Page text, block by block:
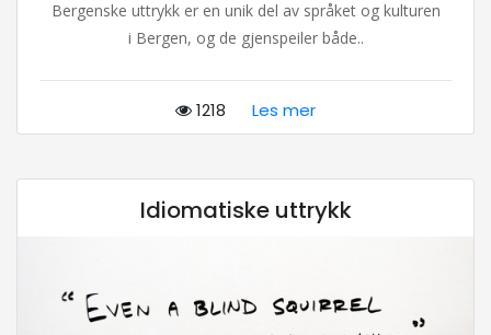
Bergenske uttrykk er en unik del av språket og kulturen
i Bergen, og de gjenspeiler både..
1218 Les mer
Idiomatiske uttrykk